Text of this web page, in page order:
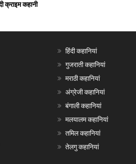
क्राइम कहानी
हिंदी कहानियां
गुजराती कहानियां
मराठी कहानियां
अंग्रेजी कहानियां
बंगाली कहानियां
मलयालम कहानियां
तमिल कहानियां
तेलगु कहानियां